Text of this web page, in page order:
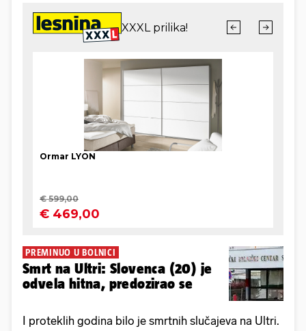
PREMINUO U BOLNICI
Smrt na Ultri: Slovenca (20) je
odvela hitna, predozirao se
I proteklih godina bilo je smrtnih slučajeva na Ultri.